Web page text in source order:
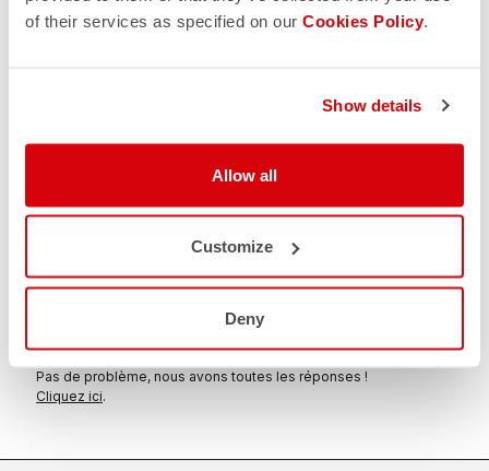
of their services as specified on our Cookies Policy.
Show details
Allow all
Customize
Deny
Si vous avez des doutes ou besoin d'aide, ne vous inquiétez
CONTACTEZ NOUS
Vous avez une question à nous poser?
Cliquez ici.
dans les 30 jours suivant la livraison
quiz
Pas de problème, nous avons toutes les réponses !
Cliquez ici.